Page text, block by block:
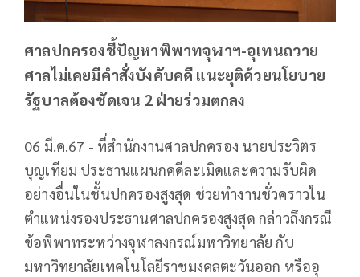
ศาลปกครองชี้ปัญหาพิพาทจุฬาฯ-อุเทนถวาย
ศาลไม่เคยมีคำสั่งบังคับคดี แนะยุติด้วยนโยบาย
รัฐบาลต้องชัดเจน 2 ฝ่ายร่วมตกลง
06 มี.ค.67 - ที่สำนักงานศาลปกครอง นายประวิตร
บุญเทียม ประธานแผนกคดีละเมิดและความรับผิด
อย่างอื่นในชั้นปกครองสูงสุด ช่วยทำงานชั่วคราวใน
ตำแหน่งรองประธานศาลปกครองสูงสุด กล่าวถึงกรณี
ข้อพิพาทระหว่างจุฬาลงกรณ์มหาวิทยาลัย กับ
มหาวิทยาลัยเทคโนโลยีราชมงคลตะวันออก หรืออุ